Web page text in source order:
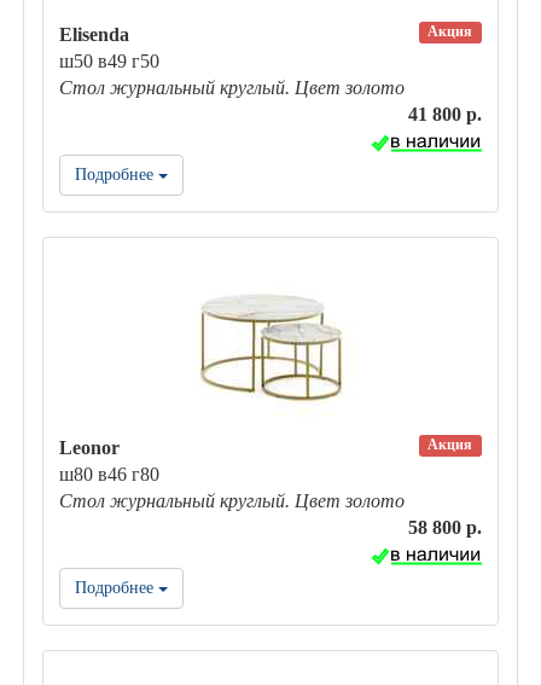
Акция
Elisenda
ш50 в49 г50
Стол журнальный круглый. Цвет золото
41 800 р.
Подробнее
Акция
Leonor
ш80 в46 г80
Стол журнальный круглый. Цвет золото
58 800 р.
Подробнее